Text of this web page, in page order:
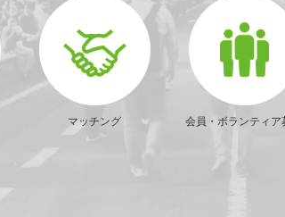
マッチング 会員・ボランティア